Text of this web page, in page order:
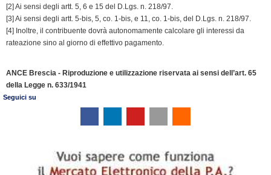
[2] Ai sensi degli artt. 5, 6 e 15 del D.Lgs. n. 218/97.
[3] Ai sensi degli artt. 5-bis, 5, co. 1-bis, e 11, co. 1-bis, del D.Lgs. n. 218/97.
[4] Inoltre, il contribuente dovrà autonomamente calcolare gli interessi da
rateazione sino al giorno di effettivo pagamento.
ANCE Brescia - Riproduzione e utilizzazione riservata ai sensi dell’art. 65
della Legge n. 633/1941
Seguici su